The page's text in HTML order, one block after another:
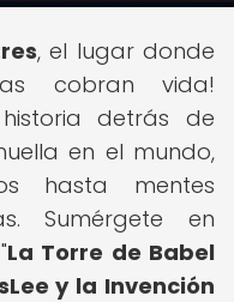
, el lugar donde
cobran vida!
detrás de
en el mundo,
hasta mentes
Sumérgete en
La Torre de Babel
y la Invención